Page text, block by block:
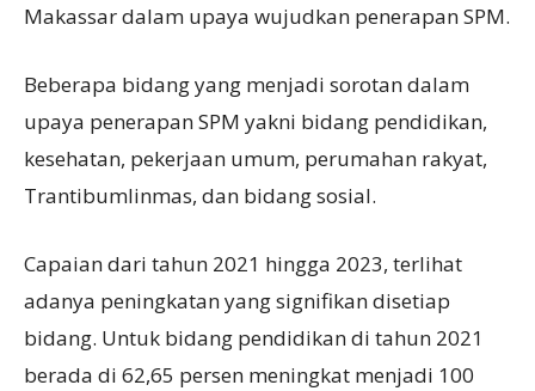
Makassar dalam upaya wujudkan penerapan SPM.
Beberapa bidang yang menjadi sorotan dalam
upaya penerapan SPM yakni bidang pendidikan,
kesehatan, pekerjaan umum, perumahan rakyat,
Trantibumlinmas, dan bidang sosial.
Capaian dari tahun 2021 hingga 2023, terlihat
adanya peningkatan yang signifikan disetiap
bidang. Untuk bidang pendidikan di tahun 2021
berada di 62,65 persen meningkat menjadi 100